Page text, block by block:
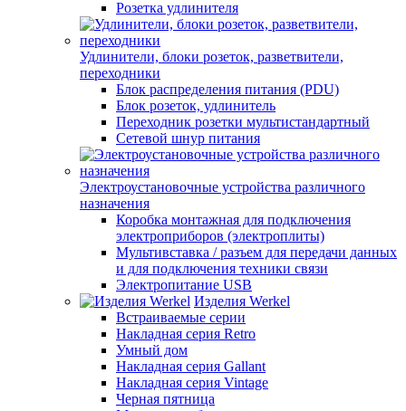
Розетка удлинителя
Удлинители, блоки розеток, разветвители,
переходники
Блок распределения питания (PDU)
Блок розеток, удлинитель
Переходник розетки мультистандартный
Сетевой шнур питания
Электроустановочные устройства различного
назначения
Коробка монтажная для подключения
электроприборов (электроплиты)
Мультивставка / разъем для передачи данных
и для подключения техники связи
Электропитание USB
Изделия Werkel
Встраиваемые серии
Накладная серия Retro
Умный дом
Накладная серия Gallant
Накладная серия Vintage
Черная пятница